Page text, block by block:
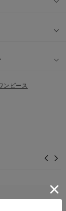
ンピース